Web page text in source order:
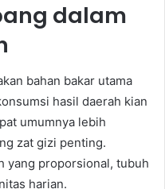
dalam
bahan bakar utama
hasil daerah kian
umumnya lebih
zat gizi penting.
yang proporsional, tubuh
harian.